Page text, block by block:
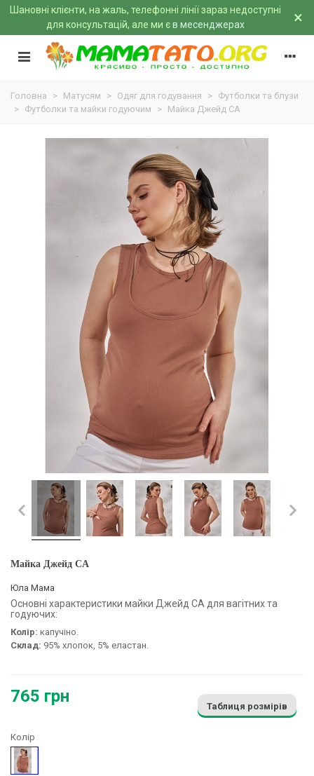
Шановні клієнти, на жаль, телефонні лінії зараз недоступні
для консультацій, але ми єв месенджерах ×
Головна > Матусям > Одяг для годування > Футболки та блузи
> Футболки та майки годуючим > Майка Джейд CA
Майка Джейд CA
Юла Мама
Основні характеристики майки Джейд CA для вагітних та
годуючих:
Колір: капучіно.
Склад: 95% хлопок, 5% еластан.
765 грн
Таблиця розмірів
Колір
Коричневий